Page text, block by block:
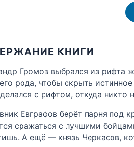
КНИГИ
Громов выбрался из рифта
рода, чтобы скрыть
с рифтом, откуда никто
Евграфов берёт парня под
сражаться с лучшими
А ещё — князь Черкасов,